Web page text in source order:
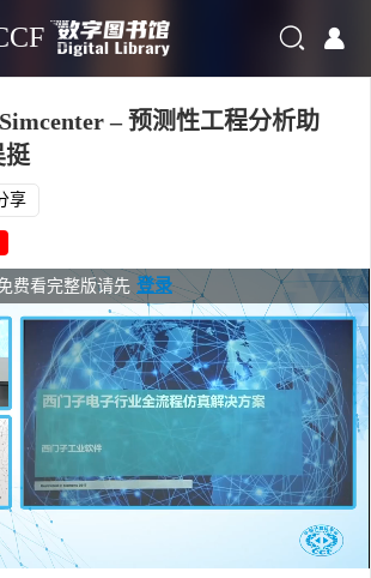
– 预测性工程分析助
挺
享
费看完整版请先 登录